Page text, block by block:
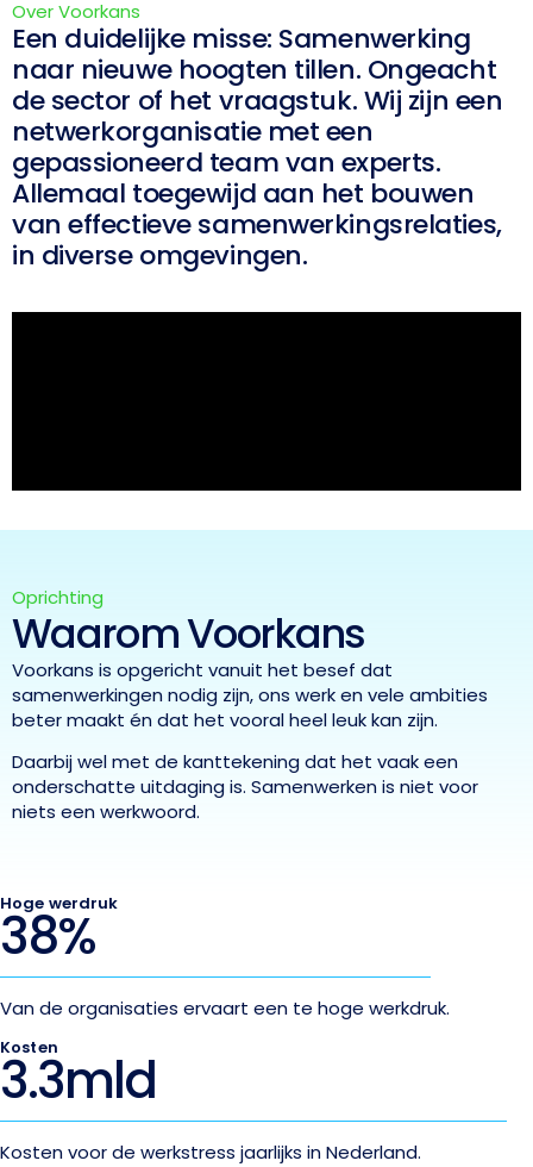
Over Voorkans
Een duidelijke misse: Samenwerking
naar nieuwe hoogten tillen. Ongeacht
de sector of het vraagstuk. Wij zijn een
netwerkorganisatie met een
gepassioneerd team van experts.
Allemaal toegewijd aan het bouwen
van effectieve samenwerkingsrelaties,
in diverse omgevingen.
Oprichting
Waarom Voorkans
Voorkans is opgericht vanuit het besef dat
samenwerkingen nodig zijn, ons werk en vele ambities
beter maakt én dat het vooral heel leuk kan zijn.
Daarbij wel met de kanttekening dat het vaak een
onderschatte uitdaging is. Samenwerken is niet voor
niets een werkwoord.
Hoge werdruk
38%
Van de organisaties ervaart een te hoge werkdruk.
Kosten
3.3mld
Kosten voor de werkstress jaarlijks in Nederland.